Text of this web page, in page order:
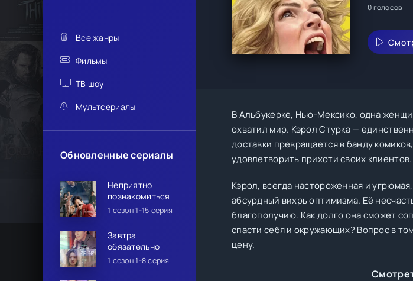
Все жанры
Фильмы
ТВ шоу
Мультсериалы
Обновленные сериалы
Неприятно
познакомиться
1 сезон 1-15 серия
Завтра
обязательно
1 сезон 1-8 серия
0голосов
В Альбукерке, Нью-Мексико, одна
охватил мир. Кэрол Стурка —
доставки превращается в банду
удовлетворить прихоти своих
Кэрол, всегда настороженная и
абсурдный вихрь оптимизма. Её
благополучию. Как долго она сможет
спасти себя и окружающих? Вопрос в
цену.